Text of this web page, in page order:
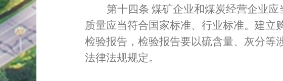
第十四条 煤矿企业和煤炭经营企业
质量应当符合国家标准、行业标准。 建立
检验报告，检验报告要以硫含量、灰分等
法律法规规定。